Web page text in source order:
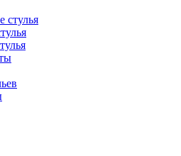
стулья